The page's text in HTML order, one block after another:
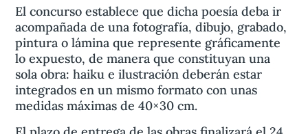
El concurso establece que dicha poesía deba ir
acompañada de una fotografía, dibujo, grabado,
pintura o lámina que represente gráficamente
lo expuesto, de manera que constituyan una
sola obra: haiku e ilustración deberán estar
integrados en un mismo formato con unas
medidas máximas de 40×30 cm.